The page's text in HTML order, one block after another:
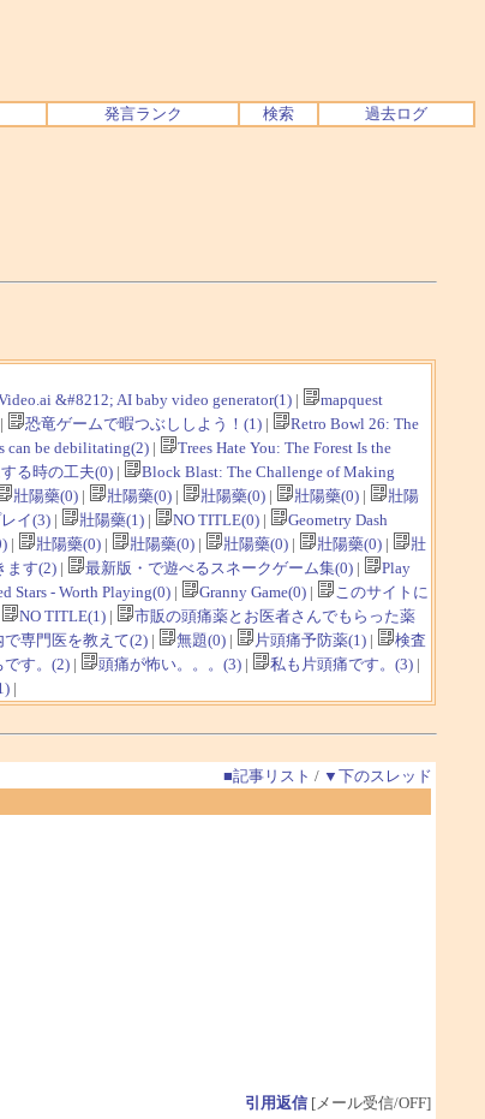
発言ランク 検索 過去ログ
&#8212; AI baby video generator(1)|
mapquest
恐竜ゲームで暇つぶししよう！(1)|
Retro Bowl 26: The
can be debilitating(2)|
Trees Hate You: The Forest Is the
る時の工夫(0)|
Block Blast: The Challenge of Making
壯陽藥(0)| 壯陽藥(0)| 壯陽藥(0)| 壯陽藥(0)|
壯陽
イ(3)| 壯陽藥(1)| NO TITLE(0)|
Geometry Dash
| 壯陽藥(0)| 壯陽藥(0)| 壯陽藥(0)| 壯陽藥(0)|
壯
ます(2)| 最新版・で遊べるスネークゲーム集(0)|
Play
Stars - Worth Playing(0)| Granny Game(0)|
このサイトに
NO TITLE(1)|
市販の頭痛薬とお医者さんでもらった薬
で専門医を教えて(2)| 無題(0)| 片頭痛予防薬(1)|
検査
す。(2)| 頭痛が怖い。。。(3)| 私も片頭痛です。(3)|
|
■記事リスト / ▼下のスレッド
引用返信[メール受信/OFF]